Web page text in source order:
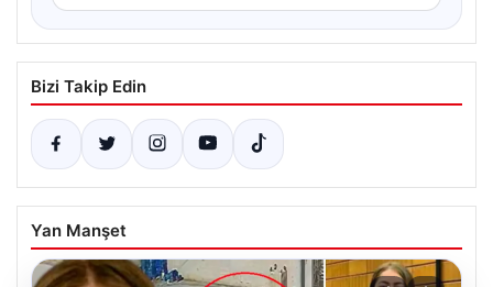
Bizi Takip Edin
Yan Manşet